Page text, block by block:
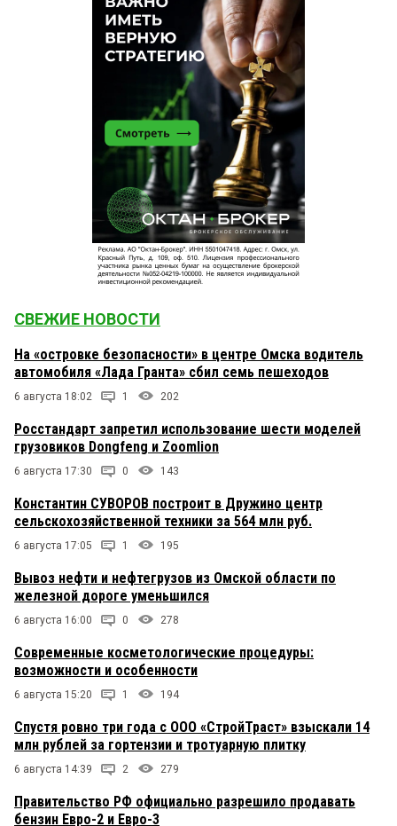
СВЕЖИЕ НОВОСТИ
На «островке безопасности» в центре Омска водитель
автомобиля «Лада Гранта» сбил семь пешеходов
6 августа 18:02 1 202
Росстандарт запретил использование шести моделей
грузовиков Dongfeng и Zoomlion
6 августа 17:30 0 143
Константин СУВОРОВ построит в Дружино центр
сельскохозяйственной техники за 564 млн руб.
6 августа 17:05 1 195
Вывоз нефти и нефтегрузов из Омской области по
железной дороге уменьшился
6 августа 16:00 0 278
Современные косметологические процедуры:
возможности и особенности
6 августа 15:20 1 194
Спустя ровно три года с ООО «СтройТраст» взыскали 14
млн рублей за гортензии и тротуарную плитку
6 августа 14:39 2 279
Правительство РФ официально разрешило продавать
бензин Евро-2 и Евро-3